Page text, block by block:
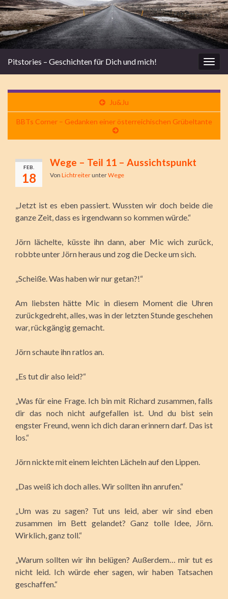
Pitstories – Geschichten für Dich und mich!
Ju&Ju
BBTs Corner – Gedanken einer österreichischen Grübeltante
FEB.
18
Wege – Teil 11 – Aussichtspunkt
Von LichtreiterunterWege
„Jetzt ist es eben passiert. Wussten wir doch beide die
ganze Zeit, dass es irgendwann so kommen würde.“
Jörn lächelte, küsste ihn dann, aber Mic wich zurück,
robbte unter Jörn heraus und zog die Decke um sich.
„Scheiße. Was haben wir nur getan?!“
Am liebsten hätte Mic in diesem Moment die Uhren
zurückgedreht, alles, was in der letzten Stunde geschehen
war, rückgängig gemacht.
Jörn schaute ihn ratlos an.
„Es tut dir also leid?“
„Was für eine Frage. Ich bin mit Richard zusammen, falls
dir das noch nicht aufgefallen ist. Und du bist sein
engster Freund, wenn ich dich daran erinnern darf. Das ist
los.“
Jörn nickte mit einem leichten Lächeln auf den Lippen.
„Das weiß ich doch alles. Wir sollten ihn anrufen.“
„Um was zu sagen? Tut uns leid, aber wir sind eben
zusammen im Bett gelandet? Ganz tolle Idee, Jörn.
Wirklich, ganz toll.“
„Warum sollten wir ihn belügen? Außerdem… mir tut es
nicht leid. Ich würde eher sagen, wir haben Tatsachen
geschaffen.“